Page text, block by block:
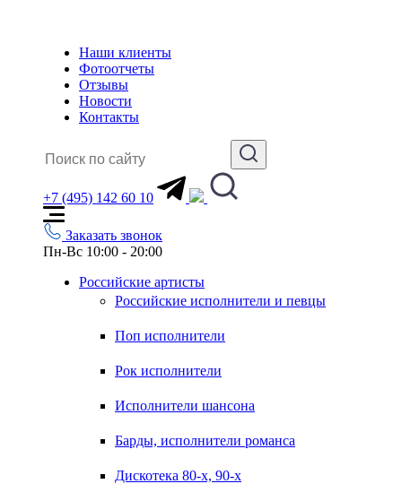
Наши клиенты
Фотоотчеты
Отзывы
Новости
Контакты
+7 (495) 142 60 10
Заказать звонок
Пн-Вс 10:00 - 20:00
Российские артисты
Российские исполнители и певцы
Поп исполнители
Рок исполнители
Исполнители шансона
Барды, исполнители романса
Дискотека 80-х, 90-х